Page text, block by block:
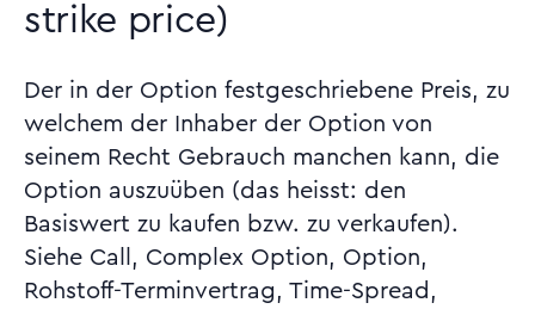
strike price)
Der in der Option festgeschriebene Preis, zu
welchem der Inhaber der Option von
seinem Recht Gebrauch manchen kann, die
Option auszuüben (das heisst: den
Basiswert zu kaufen bzw. zu verkaufen).
Siehe Call, Complex Option, Option,
Rohstoff-Terminvertrag, Time-Spread,